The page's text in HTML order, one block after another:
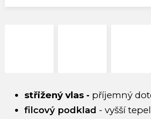
střižený vlas - příjemný
filcový podklad - vyšší